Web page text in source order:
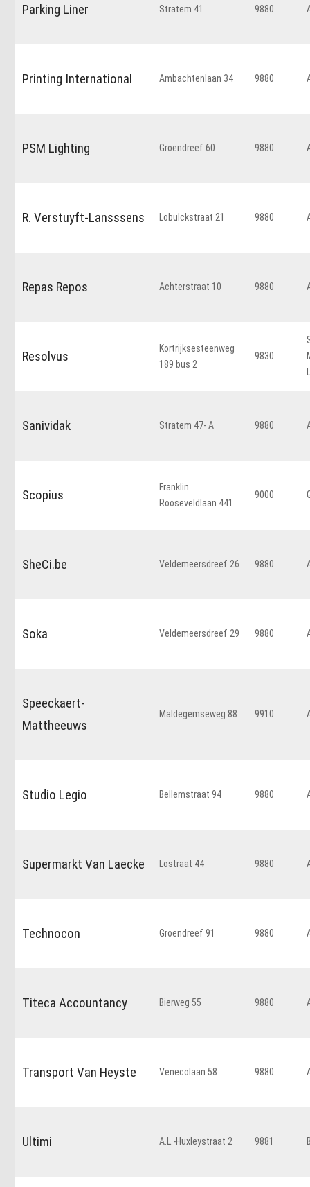
Parking Liner Stratem 41 9880
Printing International Ambachtenlaan 34 9880
PSM Lighting Groendreef 60 9880
R. Verstuyft-Lansssens Lobulckstraat 21 9880
Repas Repos Achterstraat 10 9880
Resolvus
Kortrijksesteenweg
189 bus 2
9830
Sanividak Stratem 47- A 9880
Scopius
Franklin
Rooseveldlaan 441
9000
SheCi.be Veldemeersdreef 26 9880
Soka Veldemeersdreef 29 9880
Speeckaert-
Mattheeuws
Maldegemseweg 88 9910
Studio Legio Bellemstraat 94 9880
Supermarkt Van Laecke Lostraat 44 9880
Technocon Groendreef 91 9880
Titeca Accountancy Bierweg 55 9880
Transport Van Heyste Venecolaan 58 9880
Ultimi A.L.-Huxleystraat 2 9881